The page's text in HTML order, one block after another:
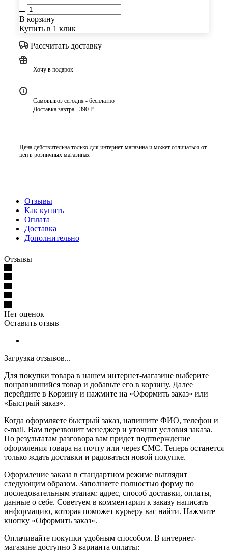
В корзину
Купить в 1 клик
Рассчитать доставку
Хочу в подарок
Самовывоз сегодня - бесплатно
Доставка завтра - 390 ₽
Цена действительна только для интернет-магазина и может отличаться от
цен в розничных магазинах
Отзывы
Как купить
Оплата
Доставка
Дополнительно
Отзывы
Нет оценок
Оставить отзыв
Загрузка отзывов...
Для покупки товара в нашем интернет-магазине выберите
понравившийся товар и добавьте его в корзину. Далее
перейдите в Корзину и нажмите на «Оформить заказ» или
«Быстрый заказ».
Когда оформляете быстрый заказ, напишите ФИО, телефон и
e-mail. Вам перезвонит менеджер и уточнит условия заказа.
По результатам разговора вам придет подтверждение
оформления товара на почту или через СМС. Теперь останется
только ждать доставки и радоваться новой покупке.
Оформление заказа в стандартном режиме выглядит
следующим образом. Заполняете полностью форму по
последовательным этапам: адрес, способ доставки, оплаты,
данные о себе. Советуем в комментарии к заказу написать
информацию, которая поможет курьеру вас найти. Нажмите
кнопку «Оформить заказ».
Оплачивайте покупки удобным способом. В интернет-
магазине доступно 3 варианта оплаты: